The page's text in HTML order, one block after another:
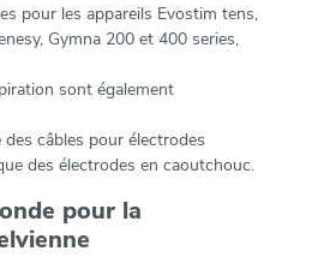
pour les appareils Evostim tens,
Gymna 200 et 400 series,
sont également
câbles pour électrodes
des électrodes en caoutchouc.
pour la